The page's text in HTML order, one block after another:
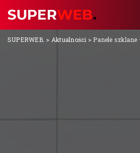
SUPERWEB. > Aktualności > Panele szklane